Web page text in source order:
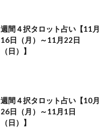
週間４択タロット占い【11月
16日（月）～11月22日
（日）】
週間４択タロット占い【10月
26日（月）～11月1日
（日）】